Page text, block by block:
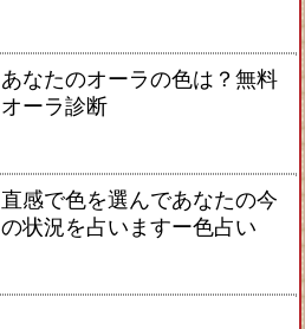
あなたのオーラの色は？無料
オーラ診断
直感で色を選んであなたの今
の状況を占いますー色占い